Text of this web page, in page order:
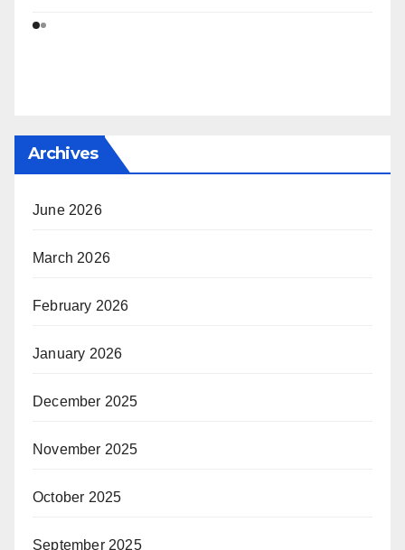
Archives
June 2026
March 2026
February 2026
January 2026
December 2025
November 2025
October 2025
September 2025